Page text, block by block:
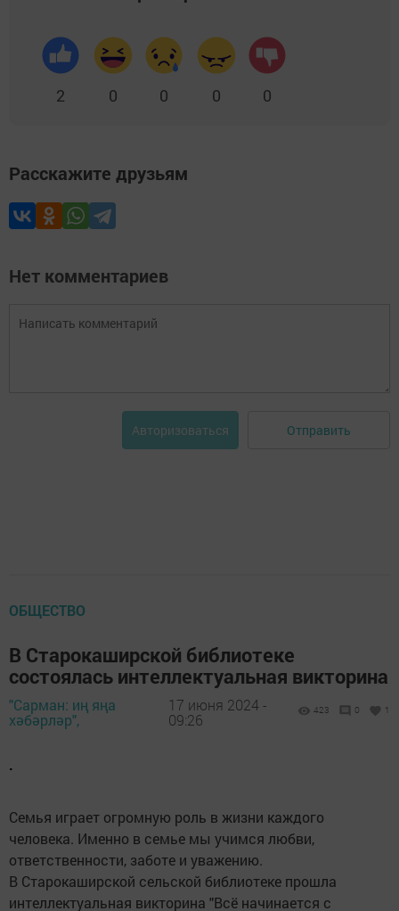
2 0 0 0 0
Расскажите друзьям
Нет комментариев
Авторизоваться Отправить
ОБЩЕСТВО
В Старокаширской библиотеке
состоялась интеллектуальная викторина
"Сарман: иң яңа
хәбәрләр",
17 июня 2024 -
09:26
423 0 1
.
Семья играет огромную роль в жизни каждого
человека. Именно в семье мы учимся любви,
ответственности, заботе и уважению.
В Старокаширской сельской библиотеке прошла
интеллектуальная викторина "Всё начинается с